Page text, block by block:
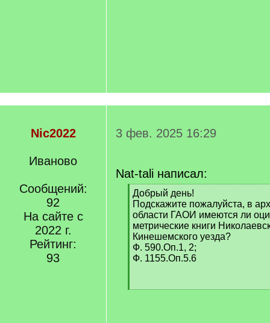
Nic2022
Иваново
Сообщений:
92
На сайте с
2022 г.
Рейтинг:
93
3 фев. 2025 16:29
Nat-tali написал:
[
q
]
Добрый день!
Подскажите пожалуйста, в
области ГАОИ имеются ли
метрические книги
Кинешемского уезда?
Ф. 590.Оп.1, 2;
Ф. 1155.Оп.5.6
[